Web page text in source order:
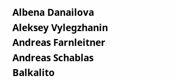
Albena Danailova
Aleksey Vylegzhanin
Andreas Farnleitner
Andreas Schablas
Balkalito